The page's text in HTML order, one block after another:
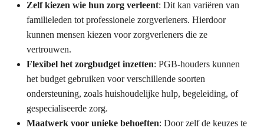
Zelf kiezen wie hun zorg verleent: Dit kan variëren van
familieleden tot professionele zorgverleners. Hierdoor
kunnen mensen kiezen voor zorgverleners die ze
vertrouwen.
Flexibel het zorgbudget inzetten: PGB-houders kunnen
het budget gebruiken voor verschillende soorten
ondersteuning, zoals huishoudelijke hulp, begeleiding, of
gespecialiseerde zorg.
Maatwerk voor unieke behoeften: Door zelf de keuzes te